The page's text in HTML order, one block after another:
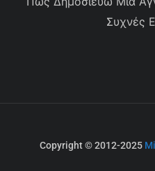
Συχνές
Copyright © 2012-2025